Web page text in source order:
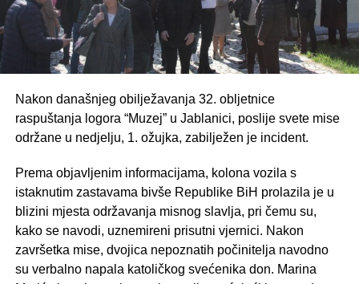
Nakon današnjeg obilježavanja 32. obljetnice
raspuštanja logora “Muzej” u Jablanici, poslije svete mise
održane u nedjelju, 1. ožujka, zabilježen je incident.
Prema objavljenim informacijama, kolona vozila s
istaknutim zastavama bivše Republike BiH prolazila je u
blizini mjesta održavanja misnog slavlja, pri čemu su,
kako se navodi, uznemireni prisutni vjernici. Nakon
završetka mise, dvojica nepoznatih počinitelja navodno
su verbalno napala katoličkog svećenika don. Marina